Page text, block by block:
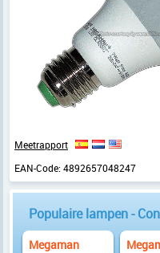
Meetrapport
EAN-Code:4892657048247
Populaire lampen -
Megaman